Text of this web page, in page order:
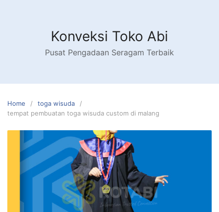
Konveksi Toko Abi
Pusat Pengadaan Seragam Terbaik
Home
toga wisuda
tempat pembuatan toga wisuda custom di malang